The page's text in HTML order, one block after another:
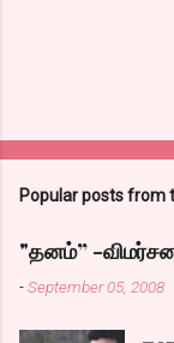
Popular posts from
"தனம்” -
-September 05, 2008